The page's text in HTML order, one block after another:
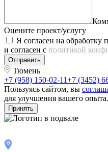
Оцените проект/услугу
Я согласен на обработку
и согласен с политикой
Отправить
Тюмень
+7 (958) 150-02-11+7 (3452)
Пользуясь сайтом, вы
для улучшения вашего опыта.
Принять